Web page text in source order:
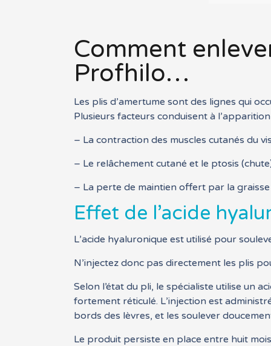
Comment
Profhilo…
Les plis d’amertume sont des lignes qui
Plusieurs facteurs conduisent à
– La contraction des muscles cutanés du
– Le relâchement cutané et le ptosis
– La perte de maintien offert par la
Effet de l’acide
L’acide hyaluronique est utilisé pour
N’injectez donc pas directement les plis
Selon l’état du pli, le spécialiste utilise un
fortement réticulé. L’injection est
bords des lèvres, et les soulever
Le produit persiste en place entre huit